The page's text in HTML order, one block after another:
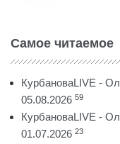
Самое читаемое
КурбановаLIVE -
05.08.2026 59
КурбановаLIVE -
01.07.2026 23